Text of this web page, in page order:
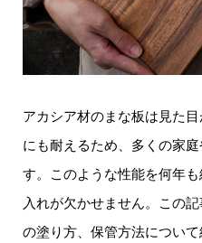
アカシア材のまな板は見た
にも耐えるため、多くの家
す。このような性能を何年
入れが欠かせません。この
の塗り方、保管方法につい